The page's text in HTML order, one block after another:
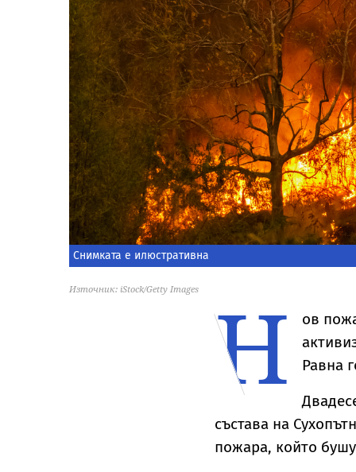
Снимката е илюстративна
Източник: iStock/Getty Images Н
ов
Равна
състава на
пожара, който